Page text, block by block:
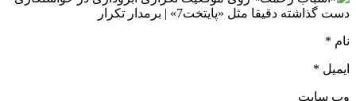
نام *
ایمیل *
وب‌ سایت